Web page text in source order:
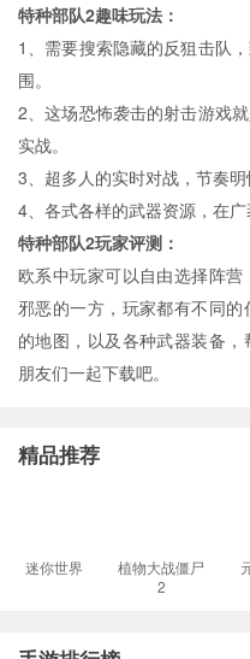
特种部队2趣味玩法：
1、需要搜索隐藏的反狙击队
围。
2、这场恐怖袭击的射击游戏
实战。
3、超多人的实时对战，节奏明
4、各式各样的武器资源，在广
特种部队2玩家评测：
欧系中玩家可以自由选择阵
邪恶的一方，玩家都有不同
的地图，以及各种武器装备
朋友们一起下载吧。
精品推荐
迷你世界
植物大战僵尸
2